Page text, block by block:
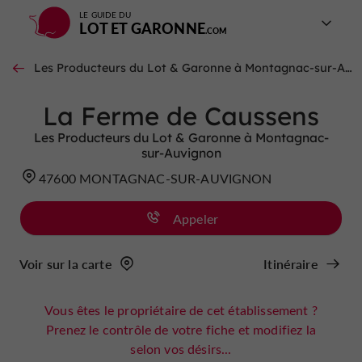
LE GUIDE DU
LOT ET GARONNE
Les Producteurs du Lot & Garonne à Montagnac-sur-Auvignon
La Ferme de Caussens
Les Producteurs du Lot & Garonne à Montagnac-
sur-Auvignon
47600 MONTAGNAC-SUR-AUVIGNON
Appeler
Voir sur la carte Itinéraire
Vous êtes le propriétaire de cet établissement ?
Prenez le contrôle de votre fiche et modifiez la
selon vos désirs...